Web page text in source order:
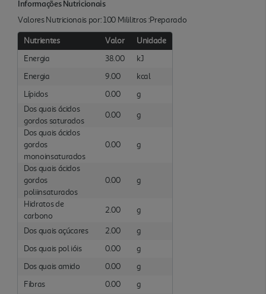
Informações Nutricionais
Valores Nutricionais por: 100 Mililitros :Preparado
Nutrientes Valor
Unidade
Energia
38.00
kJ
Energia
9.00
kcal
Lípidos
0.00
g
Dos quais ácidos
gordos saturados
0.00
g
Dos quais ácidos
gordos
monoinsaturados
0.00 g
Dos quais ácidos
gordos
poliinsaturados
0.00 g
Hidratos de
carbono
2.00 g
Dos quais açúcares 2.00
g
Dos quais pol ióis
0.00
g
Dos quais amido
0.00
g
Fibras
0.00
g